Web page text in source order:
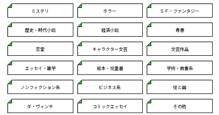
ミステリ ホラー ＳＦ・ファンタジー
歴史・時代小説 経済小説 青春
恋愛 キャラクター文芸 文芸作品
エッセイ・雑学 絵本・児童書 学術・教養系
ノンフィクション系 ビジネス系 怪と幽
ダ・ヴィンチ コミックエッセイ その他